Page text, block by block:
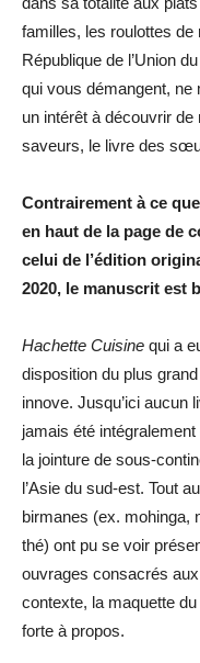
familles, les roulottes
République de l’Union
qui vous démangent, ne
un intérêt à découvrir
saveurs, le livre des
Contrairement à ce
en haut de la page de
celui de l’édition
2020, le manuscrit est
Hachette Cuisine qui a
disposition du plus
innove. Jusqu’ici aucun
jamais été
la jointure de sous-
l’Asie du sud-est. Tout
birmanes (ex. mohinga,
thé) ont pu se voir
ouvrages consacrés
contexte, la maquette
forte à propos.